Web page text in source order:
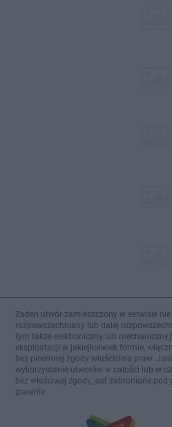
Żaden utwór zamieszczony w serwisie
rozpowszechniany lub dalej
tym także elektroniczny lub
eksploatacji w jakiejkolwiek formie,
bez pisemnej zgody właściciela praw.
wykorzystanie utworów w całości lub w
bez właściwej zgody, jest zabronione
prawnie.